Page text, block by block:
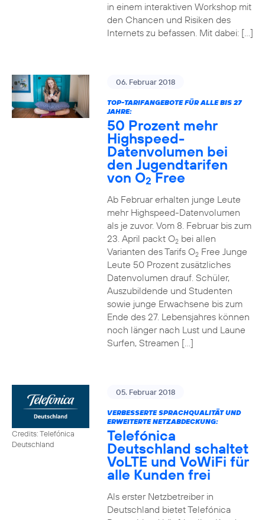
in einem interaktiven Workshop mit
den Chancen und Risiken des
Internets zu befassen. Mit dabei: […]
06. Februar 2018
TOP-TARIFANGEBOTE FÜR ALLE BIS 27
JAHRE:
50 Prozent mehr
Highspeed-
Datenvolumen bei
den Jugendtarifen
von O2Free
Ab Februar erhalten junge Leute
mehr Highspeed-Datenvolumen
als je zuvor. Vom 8. Februar bis zum
23. April packt O2bei allen
Varianten des Tarifs O2Free Junge
Leute 50 Prozent zusätzliches
Datenvolumen drauf. Schüler,
Auszubildende und Studenten
sowie junge Erwachsene bis zum
Ende des 27. Lebensjahres können
noch länger nach Lust und Laune
Surfen, Streamen […]
Credits: Telefónica
Deutschland
05. Februar 2018
VERBESSERTE SPRACHQUALITÄT UND
ERWEITERTE NETZABDECKUNG:
Telefónica
Deutschland schaltet
VoLTE und VoWiFi für
alle Kunden frei
Als erster Netzbetreiber in
Deutschland bietet Telefónica